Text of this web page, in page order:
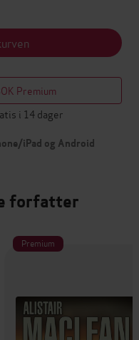
Premium
i 14 dager
iPad og Android
forfatter
Premium